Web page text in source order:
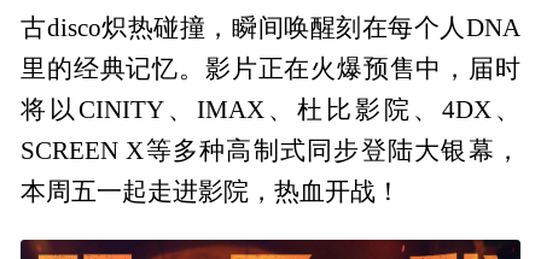
古disco炽热碰撞，瞬间唤醒刻在每个人DNA
里的经典记忆。影片正在火爆预售中，届时
将以CINITY、IMAX、杜比影院、4DX、
SCREEN X等多种高制式同步登陆大银幕，
本周五一起走进影院，热血开战！